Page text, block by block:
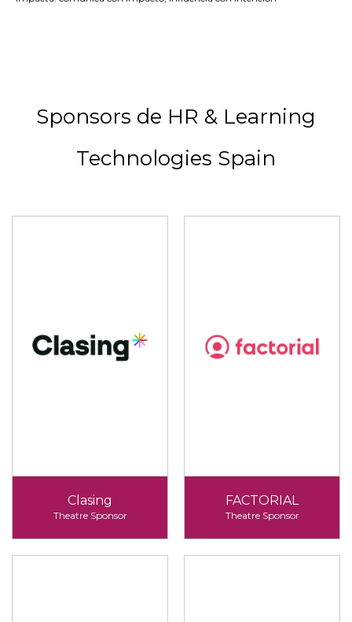
Sponsors de HR & Learning
Technologies Spain
Clasing
Theatre Sponsor
FACTORIAL
Theatre Sponsor